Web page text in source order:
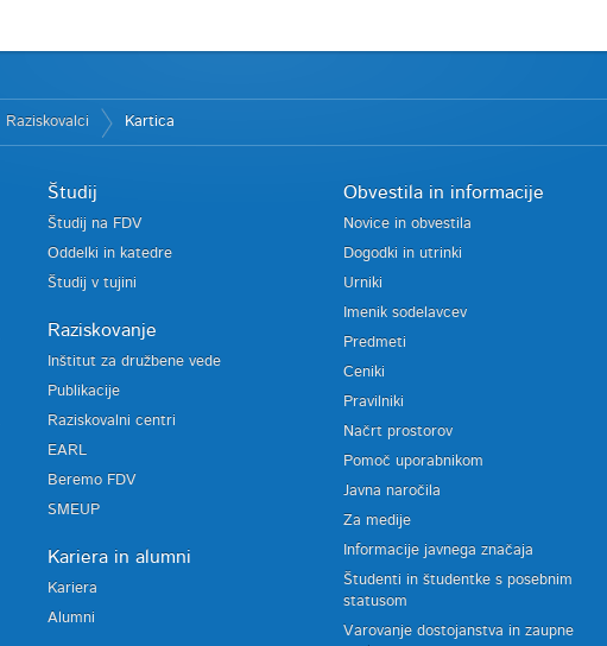
Raziskovalci Kartica
Študij
Študij na FDV
Oddelki in katedre
Študij v tujini
Raziskovanje
Inštitut za družbene vede
Publikacije
Raziskovalni centri
EARL
Beremo FDV
SMEUP
Kariera in alumni
Kariera
Alumni
Obvestila in informacije
Novice in obvestila
Dogodki in utrinki
Urniki
Imenik sodelavcev
Predmeti
Ceniki
Pravilniki
Načrt prostorov
Pomoč uporabnikom
Javna naročila
Za medije
Informacije javnega značaja
Študenti in študentke s posebnim
statusom
Varovanje dostojanstva in zaupne